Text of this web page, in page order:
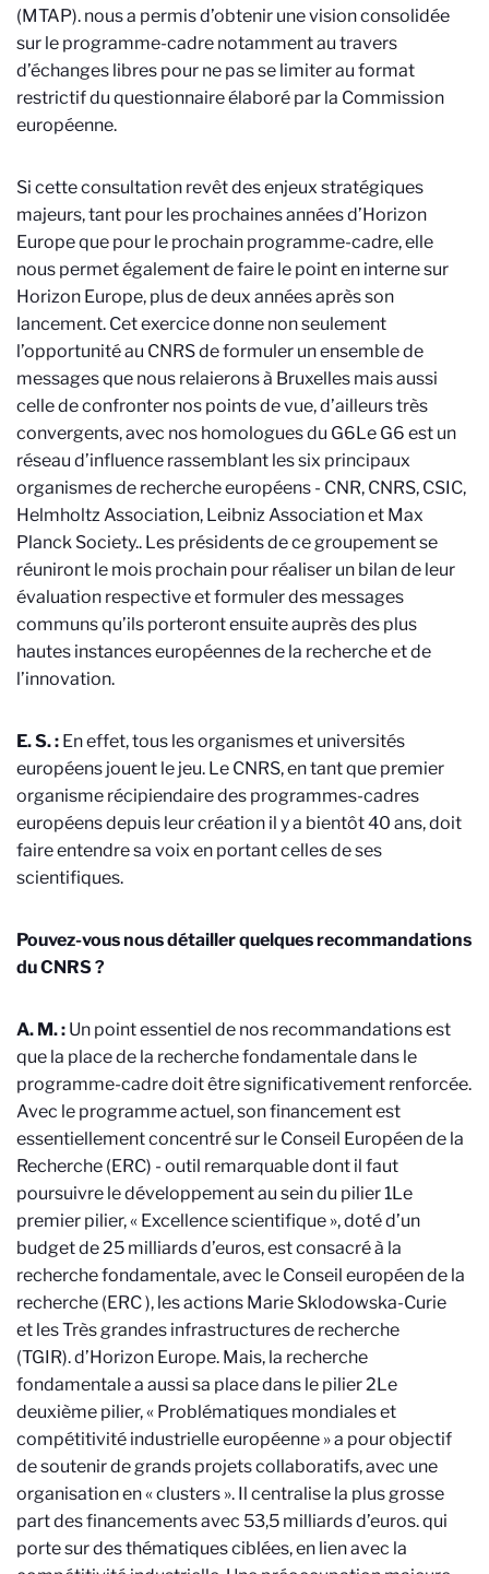
(MTAP). nous a permis d’obtenir une vision consolidée
sur le programme-cadre notamment au travers
d’échanges libres pour ne pas se limiter au format
restrictif du questionnaire élaboré par la Commission
européenne.
Si cette consultation revêt des enjeux stratégiques
majeurs, tant pour les prochaines années d’Horizon
Europe que pour le prochain programme-cadre, elle
nous permet également de faire le point en interne sur
Horizon Europe, plus de deux années après son
lancement. Cet exercice donne non seulement
l’opportunité au CNRS de formuler un ensemble de
messages que nous relaierons à Bruxelles mais aussi
celle de confronter nos points de vue, d’ailleurs très
convergents, avec nos homologues du G6Le G6 est un
réseau d’influence rassemblant les six principaux
organismes de recherche européens - CNR, CNRS, CSIC,
Helmholtz Association, Leibniz Association et Max
Planck Society.. Les présidents de ce groupement se
réuniront le mois prochain pour réaliser un bilan de leur
évaluation respective et formuler des messages
communs qu’ils porteront ensuite auprès des plus
hautes instances européennes de la recherche et de
l’innovation.
E. S. : En effet, tous les organismes et universités
européens jouent le jeu. Le CNRS, en tant que premier
organisme récipiendaire des programmes-cadres
européens depuis leur création il y a bientôt 40 ans, doit
faire entendre sa voix en portant celles de ses
scientifiques.
Pouvez-vous nous détailler quelques recommandations
du CNRS ?
A. M. : Un point essentiel de nos recommandations est
que la place de la recherche fondamentale dans le
programme-cadre doit être significativement renforcée.
Avec le programme actuel, son financement est
essentiellement concentré sur le Conseil Européen de la
Recherche (ERC) - outil remarquable dont il faut
poursuivre le développement au sein du pilier 1Le
premier pilier, « Excellence scientifique », doté d’un
budget de 25 milliards d’euros, est consacré à la
recherche fondamentale, avec le Conseil européen de la
recherche (ERC ), les actions Marie Sklodowska-Curie
et les Très grandes infrastructures de recherche
(TGIR).d’Horizon Europe. Mais, la recherche
fondamentale a aussi sa place dans le pilier 2Le
deuxième pilier, « Problématiques mondiales et
compétitivité industrielle européenne » a pour objectif
de soutenir de grands projets collaboratifs, avec une
organisation en « clusters ». Il centralise la plus grosse
part des financements avec 53,5 milliards d’euros.qui
porte sur des thématiques ciblées, en lien avec la